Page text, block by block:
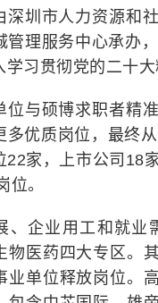
深圳市人力资源和
管理服务中心承办
学习贯彻党的二十
位与硕博求职者精
多优质岗位，最终
22家，上市公司18
位。
、企业用工和就业
物医药四大专区。
业单位释放岗位。